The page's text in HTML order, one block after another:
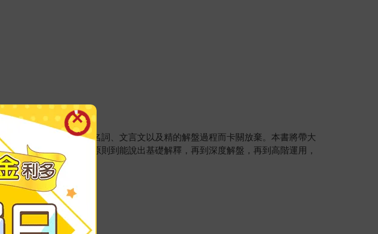
容易因為大量的專有名詞、文言文以及精的解盤過程而卡關放棄。本書將帶大
清訛傳謬誤，從了解原則到能說出基礎解釋，再到深度解盤，再到高階運用，